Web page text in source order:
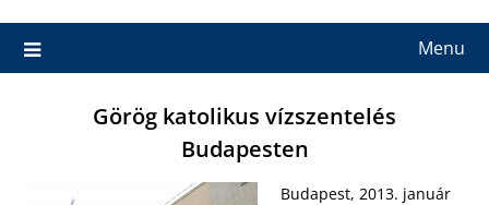
Menu
Görög katolikus vízszentelés
Budapesten
Budapest, 2013. január